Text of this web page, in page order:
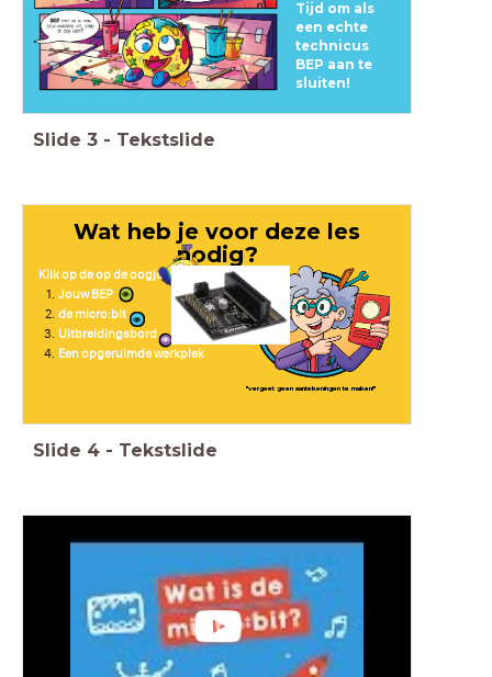
Tijd om als
een echte
technicus
BEP aan te
sluiten!
Slide 3 - Tekstslide
Wat heb je voor deze les
nodig?
Klik op de op de oogjes
Jouw BEP
de micro:bit
Uitbreidingsbord
Een opgeruimde werkplek
"vergeet geen aantekeningen te maken!"
Slide 4 - Tekstslide